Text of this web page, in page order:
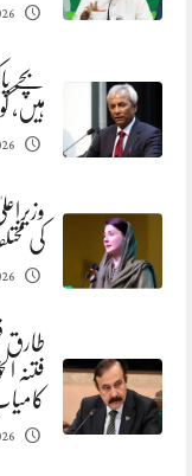
بچے
ہیں،
کی
طارق
فتنہ